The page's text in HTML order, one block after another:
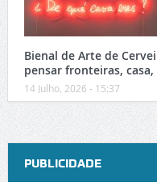
Bienal de Arte de
pensar fronteiras,
14 Julho, 2026 - 15:37
PUBLICIDADE